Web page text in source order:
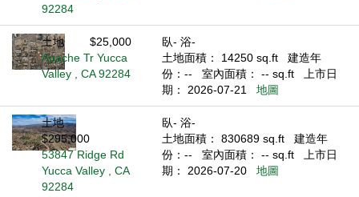
92284
土地
$25,000
Apache Tr Yucca
Valley , CA 92284
臥- 浴-
土地面積： 14250 sq.ft
建造年
份：--
室內面積： -- sq.ft
上市日
期： 2026-07-21
地圖
土地
$295,000
53847 Ridge Rd
Yucca Valley , CA
92284
臥- 浴-
土地面積： 830689 sq.ft
建造年
份：--
室內面積： -- sq.ft
上市日
期： 2026-07-20
地圖